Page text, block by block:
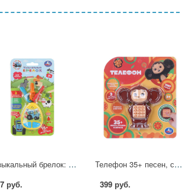
Музыкальный брелок: 15 песен и звуков, фраз Синий Трактор УМка HT1469-R1
руб.
Телефон 35+ песен, стихов и звуков Чебурашка УМка HT1525-R
399 руб.